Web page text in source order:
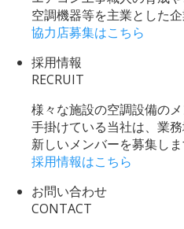
空調機器等を主業とした
協力店募集はこちら
採用情報
RECRUIT
様々な施設の空調設備の
手掛けている当社は、業務
新しいメンバーを募集しま
採用情報はこちら
お問い合わせ
CONTACT